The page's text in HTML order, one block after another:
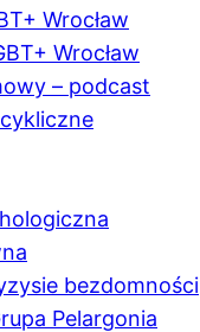
Wrocław
Wrocław
– podcast
bezdomności
Pelargonia